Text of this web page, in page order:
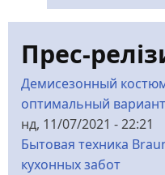
а
вот
ума
не
видел.
(С)
Прес-
Демисезонный
оптимальный
нд, 11/07/2021 - 22:21
Бытовая техника
кухонных забот